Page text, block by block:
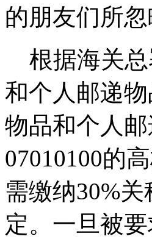
的朋友们所忽
根据海关总
和个人邮递
物品和个人
07010100的
需缴纳30%
定。一旦被